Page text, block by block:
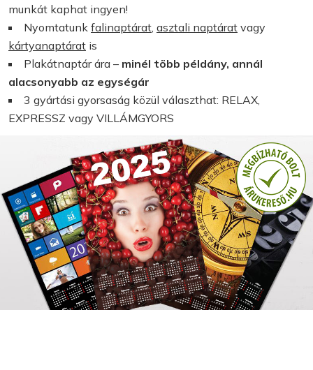
Naptár készítés
Bélyegző készítés
munkát kaphat ingyen!
Nyomtatunk falinaptárat, asztali naptárat vagy
kártyanaptárat is
Plakátnaptár ára – minél több példány, annál
alacsonyabb az egységár
3 gyártási gyorsaság közül választhat: RELAX,
EXPRESSZ vagy VILLÁMGYORS